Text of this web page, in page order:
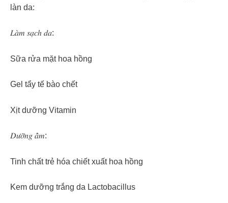
làn da:
𝐿𝑎̀𝑚 𝑠𝑎̣𝑐ℎ 𝑑𝑎:
Sữa rửa mặt hoa hồng
Gel tẩy tế bào chết
Xịt dưỡng Vitamin
𝐷𝑢̛𝑜̛̃𝑛𝑔 𝑎̂̉𝑚:
Tinh chất trẻ hóa chiết xuất hoa hồng
Kem dưỡng trắng da Lactobacillus